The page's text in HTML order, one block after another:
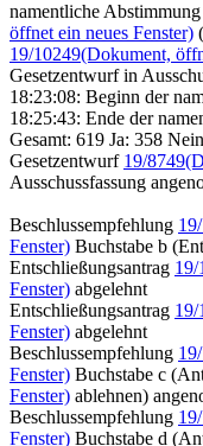
namentliche
öffnet ein neues Fenster)
19/10249(Dokument,
Gesetzentwurf in
18:23:08: Beginn der
18:25:43: Ende der
Gesamt: 619 Ja: 358
Gesetzentwurf 19/8749
Ausschussfassung
Beschlussempfehlung
Fenster) Buchstabe b
Entschließungsantrag 19/
Fenster) abgelehnt
Entschließungsantrag 19/
Fenster) abgelehnt
Beschlussempfehlung
Fenster) Buchstabe c
Fenster) ablehnen)
Beschlussempfehlung
Fenster) Buchstabe d